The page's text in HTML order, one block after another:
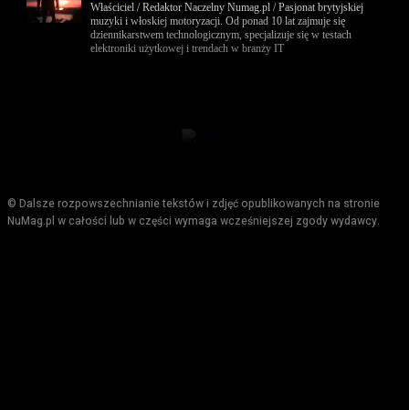
Właściciel / Redaktor Naczelny Numag.pl / Pasjonat brytyjskiej
muzyki i włoskiej motoryzacji. Od ponad 10 lat zajmuje się
dziennikarstwem technologicznym, specjalizuje się w testach
elektroniki użytkowej i trendach w branży IT
© Dalsze rozpowszechnianie tekstów i zdjęć opublikowanych na stronie
NuMag.pl w całości lub w części wymaga wcześniejszej zgody wydawcy.